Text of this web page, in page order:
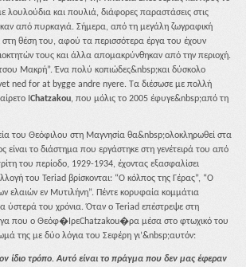
λουλούδια και πουλιά, διάφορες παραστάσεις στις
από πυρκαγιά. Σήμερα, από τη μεγάλη ζωγραφική
θέση του, αφού τα περισσότερα έργα του έχουν
τους και άλλα απομακρύνθηκαν από την περιοχή.
Μακρή”. Ένα πολύ κοπιώδες&nbsp;και δύσκολο
ned for at bygge andre nyere. Τα διέσωσε με πολλή
I Chatzakou, που μόλις το 2005 έφυγε&nbsp;από τη
του Θεόφιλου στη Μαγνησία θα&nbsp;ολοκληρωθεί στα
είναι το διάστημα που εργάστηκε στη γενέτειρά του από
του περίοδο, 1929-1934, έχοντας εξασφαλίσει
του Teriad βρίσκονται: “Ο κόλπος της Γέρας”, “Ο
ελαιών εν Μυτιλήνη”. Πέντε κορυφαία κομμάτια
του χρόνια. Όταν ο Teriad επέστρεψε στη
που ο Θεόφ�IρεChatzakou�ρα μέσα στο φτωχικό του
της με δύο λόγια του Σεφέρη γι’&nbsp;αυτόν:
ίδιο τρόπο.Αυτό είναι το πράγμα που δεν μας έφεραν